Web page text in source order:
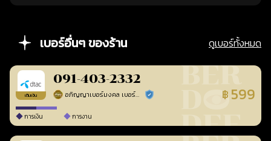
เบอร์อื่นๆ ของร้าน ดูเบอร์ทั้งหมด
เติมเงิน
091-403-2332
อภิญญาเบอร์มงคล เบอร์สวยเลขศาสตร์ ร้านยืนยันแล้ว ฿ 599
การเงิน การงาน